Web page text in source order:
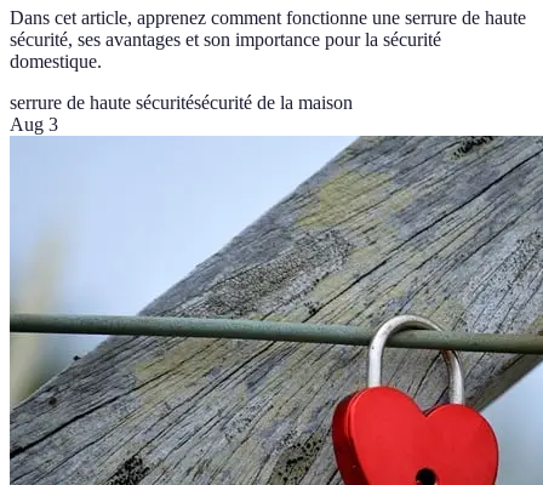
Dans cet article, apprenez comment fonctionne une serrure de haute
sécurité, ses avantages et son importance pour la sécurité
domestique.
serrure de haute sécuritésécurité de la maison
Aug 3